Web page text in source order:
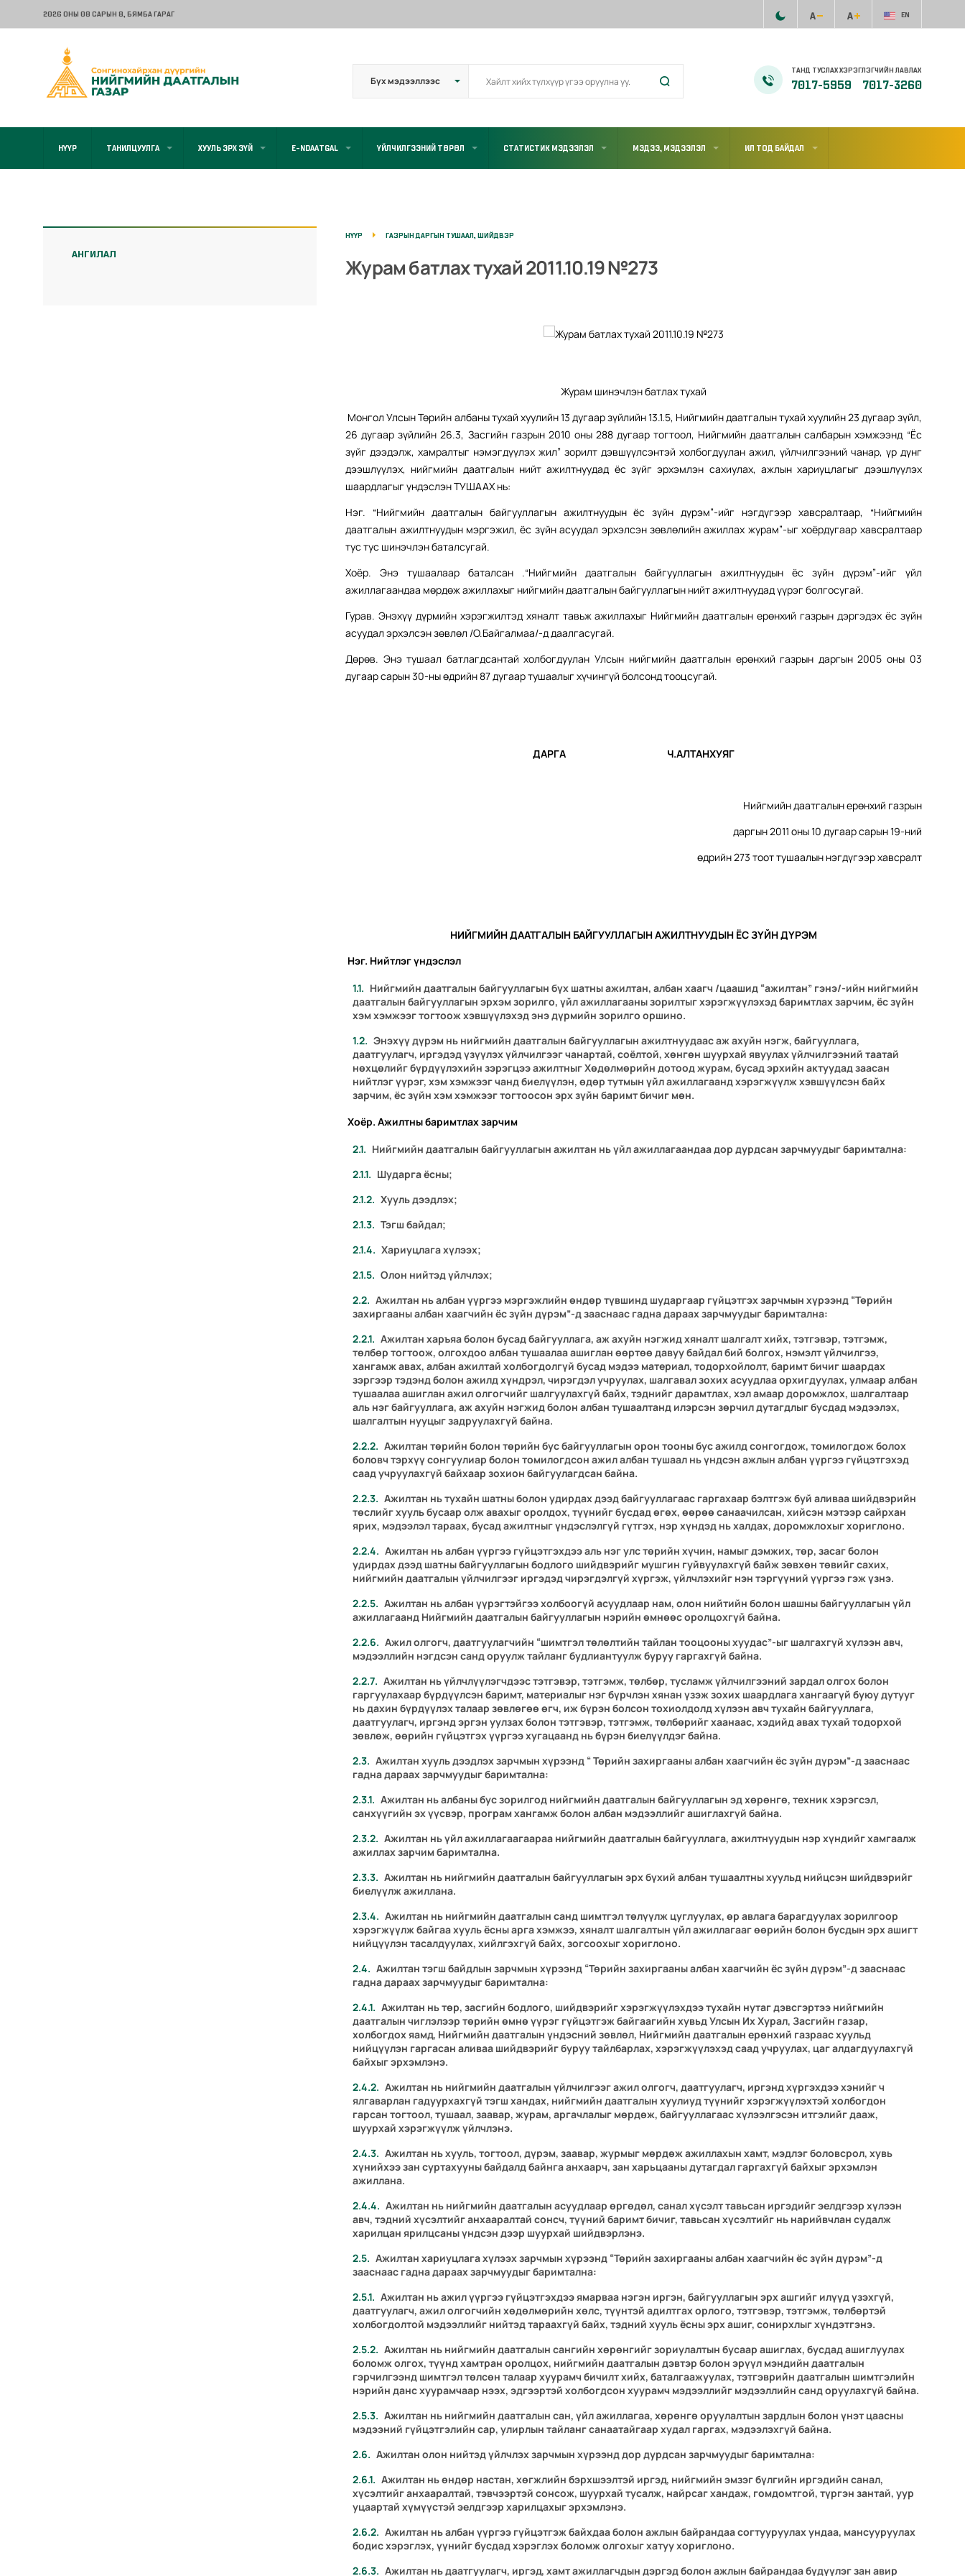
2026 ОНЫ 08 САРЫН 8, БЯМБА ГАРАГ EN
ТАНД ТУСЛАХ ХЭРЭГЛЭГЧИЙН ЛАВЛАХ
7017-5959 7017-3260
НҮҮР ТАНИЛЦУУЛГА ХУУЛЬ ЭРХ ЗҮЙ E-NDAATGAL ҮЙЛЧИЛГЭЭНИЙ ТӨРӨЛ СТАТИСТИК МЭДЭЭЛЭЛ МЭДЭЭ, МЭДЭЭЛЭЛ ИЛ ТОД БАЙДАЛ
АНГИЛАЛ
НҮҮР ГАЗРЫН ДАРГЫН ТУШААЛ, ШИЙДВЭР
Журам батлах тухай 2011.10.19 №273
Журам шинэчлэн батлах тухай
Монгол Улсын Төрийн албаны тухай хуулийн 13 дугаар зүйлийн 13.1.5, Нийгмийн даатгалын тухай хуулийн 23 дугаар зүйл,
26 дугаар зүйлийн 26.3, Засгийн газрын 2010 оны 288 дугаар тогтоол, Нийгмийн даатгалын салбарын хэмжээнд “Ёс
зүйг дээдэлж, хамралтыг нэмэгдүүлэх жил” зорилт дэвшүүлсэнтэй холбогдуулан ажил, үйлчилгээний чанар, үр дүнг
дээшлүүлэх, нийгмийн даатгалын нийт ажилтнуудад ёс зүйг эрхэмлэн сахиулах, ажлын хариуцлагыг дээшлүүлэх
шаардлагыг үндэслэн ТУШААХ нь:
Нэг. “Нийгмийн даатгалын байгууллагын ажилтнуудын ёс зүйн дүрэм”-ийг нэгдүгээр хавсралтаар, “Нийгмийн
даатгалын ажилтнуудын мэргэжил, ёс зүйн асуудал эрхэлсэн зөвлөлийн ажиллах журам”-ыг хоёрдугаар хавсралтаар
тус тус шинэчлэн баталсугай.
Хоёр. Энэ тушаалаар баталсан .“Нийгмийн даатгалын байгууллагын ажилтнуудын ёс зүйн дүрэм”-ийг үйл
ажиллагаандаа мөрдөж ажиллахыг нийгмийн даатгалын байгууллагын нийт ажилтнуудад үүрэг болгосугай.
Гурав. Энэхүү дүрмийн хэрэгжилтэд хяналт тавьж ажиллахыг Нийгмийн даатгалын ерөнхий газрын дэргэдэх ёс зүйн
асуудал эрхэлсэн зөвлөл /О.Байгалмаа/-д даалгасугай.
Дөрөв. Энэ тушаал батлагдсантай холбогдуулан Улсын нийгмийн даатгалын ерөнхий газрын даргын 2005 оны 03
дугаар сарын 30-ны өдрийн 87 дугаар тушаалыг хүчингүй болсонд тооцсугай.
ДАРГА Ч.АЛТАНХУЯГ
Нийгмийн даатгалын ерөнхий газрын
даргын 2011 оны 10 дугаар сарын 19-ний
өдрийн 273 тоот тушаалын нэгдүгээр хавсралт
НИЙГМИЙН ДААТГАЛЫН БАЙГУУЛЛАГЫН АЖИЛТНУУДЫН ЁС ЗҮЙН ДҮРЭМ
Нэг. Нийтлэг үндэслэл
Нийгмийн даатгалын байгууллагын бүх шатны ажилтан, албан хаагч /цаашид “ажилтан” гэнэ/-ийн нийгмийн
даатгалын байгууллагын эрхэм зорилго, үйл ажиллагааны зорилтыг хэрэгжүүлэхэд баримтлах зарчим, ёс зүйн
хэм хэмжээг тогтоож хэвшүүлэхэд энэ дүрмийн зорилго оршино.
Энэхүү дүрэм нь нийгмийн даатгалын байгууллагын ажилтнуудаас аж ахуйн нэгж, байгууллага,
даатгуулагч, иргэдэд үзүүлэх үйлчилгээг чанартай, соёлтой, хөнгөн шуурхай явуулах үйлчилгээний таатай
нөхцөлийг бүрдүүлэхийн зэрэгцээ ажилтныг Хөдөлмөрийн дотоод журам, бусад эрхийн актуудад заасан
нийтлэг үүрэг, хэм хэмжээг чанд биелүүлэн, өдөр тутмын үйл ажиллагаанд хэрэгжүүлж хэвшүүлсэн байх
зарчим, ёс зүйн хэм хэмжээг тогтоосон эрх зүйн баримт бичиг мөн.
Хоёр. Ажилтны баримтлах зарчим
Нийгмийн даатгалын байгууллагын ажилтан нь үйл ажиллагаандаа дор дурдсан зарчмуудыг баримтална:
Шударга ёсны;
Хууль дээдлэх;
Тэгш байдал;
Хариуцлага хүлээх;
Олон нийтэд үйлчлэх;
Ажилтан нь албан үүргээ мэргэжлийн өндөр түвшинд шударгаар гүйцэтгэх зарчмын хүрээнд “Төрийн
захиргааны албан хаагчийн ёс зүйн дүрэм”-д зааснаас гадна дараах зарчмуудыг баримтална:
Ажилтан харъяа болон бусад байгууллага, аж ахуйн нэгжид хяналт шалгалт хийх, тэтгэвэр, тэтгэмж,
төлбөр тогтоож, олгохдоо албан тушаалаа ашиглан өөртөө давуу байдал бий болгох, нэмэлт үйлчилгээ,
хангамж авах, албан ажилтай холбогдолгүй бусад мэдээ материал, тодорхойлолт, баримт бичиг шаардах
зэргээр тэдэнд болон ажилд хүндрэл, чирэгдэл учруулах, шалгавал зохих асуудлаа орхигдуулах, улмаар албан
тушаалаа ашиглан ажил олгогчийг шалгуулахгүй байх, тэднийг дарамтлах, хэл амаар доромжлох, шалгалтаар
аль нэг байгууллага, аж ахуйн нэгжид болон албан тушаалтанд илэрсэн зөрчил дутагдлыг бусдад мэдээлэх,
шалгалтын нууцыг задруулахгүй байна.
Ажилтан төрийн болон төрийн бус байгууллагын орон тооны бус ажилд сонгогдож, томилогдож болох
боловч тэрхүү сонгуулиар болон томилогдсон ажил албан тушаал нь үндсэн ажлын албан үүргээ гүйцэтгэхэд
саад учруулахгүй байхаар зохион байгуулагдсан байна.
Ажилтан нь тухайн шатны болон удирдах дээд байгууллагаас гаргахаар бэлтгэж буй аливаа шийдвэрийн
төслийг хууль бусаар олж авахыг оролдох, түүнийг бусдад өгөх, өөрөө санаачилсан, хийсэн мэтээр сайрхан
ярих, мэдээлэл тараах, бусад ажилтныг үндэслэлгүй гүтгэх, нэр хүндэд нь халдах, доромжлохыг хориглоно.
Ажилтан нь албан үүргээ гүйцэтгэхдээ аль нэг улс төрийн хүчин, намыг дэмжих, төр, засаг болон
удирдах дээд шатны байгууллагын бодлого шийдвэрийг мушгин гуйвуулахгүй байж зөвхөн төвийг сахих,
нийгмийн даатгалын үйлчилгээг иргэдэд чирэгдэлгүй хүргэж, үйлчлэхийг нэн тэргүүний үүргээ гэж үзнэ.
Ажилтан нь албан үүрэгтэйгээ холбоогүй асуудлаар нам, олон нийтийн болон шашны байгууллагын үйл
ажиллагаанд Нийгмийн даатгалын байгууллагын нэрийн өмнөөс оролцохгүй байна.
Ажил олгогч, даатгуулагчийн “шимтгэл төлөлтийн тайлан тооцооны хуудас”-ыг шалгахгүй хүлээн авч,
мэдээллийн нэгдсэн санд оруулж тайланг будлиантуулж буруу гаргахгүй байна.
Ажилтан ньүйлчлүүлэгчдээстэтгэвэр, тэтгэмж, төлбөр, тусламж үйлчилгээний зардал олгох болон
гаргуулахаар бүрдүүлсэн баримт, материалыг нэг бүрчлэн хянан үзэж зохих шаардлага хангаагүй буюу дутууг
нь дахин бүрдүүлэх талаар зөвлөгөө өгч, иж бүрэн болсон тохиолдолд хүлээн авч тухайн байгууллага,
даатгуулагч, иргэнд эргэн уулзах болон тэтгэвэр, тэтгэмж, төлбөрийг хаанаас, хэдийд авах тухай тодорхой
зөвлөж, өөрийн гүйцэтгэх үүргээ хугацаанд нь бүрэн биелүүлдэг байна.
Ажилтан хууль дээдлэх зарчмын хүрээнд “ Төрийн захиргааны албан хаагчийн ёс зүйн дүрэм”-д зааснаас
гадна дараах зарчмуудыг баримтална:
Ажилтан нь албаны бус зорилгод нийгмийн даатгалын байгууллагын эд хөрөнгө, техник хэрэгсэл,
санхүүгийн эх үүсвэр, програм хангамж болон албан мэдээллийг ашиглахгүй байна.
Ажилтан нь үйл ажиллагаагаараа нийгмийн даатгалын байгууллага, ажилтнуудын нэр хүндийг хамгаалж
ажиллах зарчим баримтална.
Ажилтан нь нийгмийн даатгалын байгууллагын эрх бүхий албан тушаалтны хуульд нийцсэн шийдвэрийг
биелүүлж ажиллана.
Ажилтан нь нийгмийн даатгалын санд шимтгэл төлүүлж цуглуулах, өр авлага барагдуулах зорилгоор
хэрэгжүүлж байгаа хууль ёсны арга хэмжээ, хяналт шалгалтын үйл ажиллагааг өөрийн болон бусдын эрх ашигт
нийцүүлэн тасалдуулах, хийлгэхгүй байх, зогсоохыг хориглоно.
Ажилтан тэгш байдлын зарчмын хүрээнд “Төрийн захиргааны албан хаагчийн ёс зүйн дүрэм”-д зааснаас
гадна дараах зарчмуудыг баримтална:
Ажилтан нь төр, засгийн бодлого, шийдвэрийг хэрэгжүүлэхдээ тухайн нутаг дэвсгэртээ нийгмийн
даатгалын чиглэлээр төрийн өмнө үүрэг гүйцэтгэж байгаагийн хувьд Улсын Их Хурал, Засгийн газар,
холбогдох яамд, Нийгмийн даатгалын үндэсний зөвлөл, Нийгмийн даатгалын ерөнхий газраас хуульд
нийцүүлэн гаргасан аливаа шийдвэрийг буруу тайлбарлах, хэрэгжүүлэхэд саад учруулах, цаг алдагдуулахгүй
байхыг эрхэмлэнэ.
Ажилтан нь нийгмийн даатгалын үйлчилгээг ажил олгогч, даатгуулагч, иргэнд хүргэхдээ хэнийг ч
ялгаварлан гадуурхахгүй тэгш хандах, нийгмийн даатгалын хуулиуд түүнийг хэрэгжүүлэхтэй холбогдон
гарсан тогтоол, тушаал, заавар, журам, аргачлалыг мөрдөж, байгууллагаас хүлээлгэсэн итгэлийг дааж,
шуурхай хэрэгжүүлж үйлчлэнэ.
Ажилтан нь хууль, тогтоол, дүрэм, заавар, журмыг мөрдөж ажиллахын хамт, мэдлэг боловсрол, хувь
хүнийхээ зан суртахууны байдалд байнга анхаарч, зан харьцааны дутагдал гаргахгүй байхыг эрхэмлэн
ажиллана.
Ажилтан нь нийгмийн даатгалын асуудлаар өргөдөл, санал хүсэлт тавьсан иргэдийг эелдгээр хүлээн
авч, тэдний хүсэлтийг анхааралтай сонсч, түүний баримт бичиг, тавьсан хүсэлтийг нь нарийвчлан судалж
харилцан ярилцсаны үндсэн дээр шуурхай шийдвэрлэнэ.
Ажилтан хариуцлага хүлээх зарчмын хүрээнд “Төрийн захиргааны албан хаагчийн ёс зүйн дүрэм”-д
зааснаас гадна дараах зарчмуудыг баримтална:
Ажилтан нь ажил үүргээ гүйцэтгэхдээ ямарваа нэгэн иргэн, байгууллагын эрх ашгийг илүүд үзэхгүй,
даатгуулагч, ажил олгогчийн хөдөлмөрийн хөлс, түүнтэй адилтгах орлого, тэтгэвэр, тэтгэмж, төлбөртэй
холбогдолтой мэдээллийг нийтэд тараахгүй байх, тэдний хууль ёсны эрх ашиг, сонирхлыг хүндэтгэнэ.
Ажилтан нь нийгмийн даатгалын сангийн хөрөнгийг зориулалтын бусаар ашиглах, бусдад ашиглуулах
боломж олгох, түүнд хамтран оролцох, нийгмийн даатгалын дэвтэр болон эрүүл мэндийн даатгалын
гэрчилгээнд шимтгэл төлсөн талаар хуурамч бичилт хийх, баталгаажуулах, тэтгэврийн даатгалын шимтгэлийн
нэрийн данс хуурамчаар нээх, эдгээртэй холбогдсон хуурамч мэдээллийг мэдээллийн санд оруулахгүй байна.
Ажилтан нь нийгмийн даатгалын сан, үйл ажиллагаа, хөрөнгө оруулалтын зардлын болон үнэт цаасны
мэдээний гүйцэтгэлийн сар, улирлын тайланг санаатайгаар худал гаргах, мэдээлэхгүй байна.
Ажилтан олон нийтэд үйлчлэх зарчмын хүрээнд дор дурдсан зарчмуудыг баримтална:
Ажилтан нь өндөр настан, хөгжлийн бэрхшээлтэй иргэд, нийгмийн эмзэг бүлгийн иргэдийн санал,
хүсэлтийг анхааралтай, тэвчээртэй сонсож, шуурхай тусалж, найрсаг хандаж, гомдомтгой, түргэн зантай, уур
уцаартай хүмүүстэй эелдгээр харилцахыг эрхэмлэнэ.
Ажилтан нь албан үүргээ гүйцэтгэж байхдаа болон ажлын байрандаа согтууруулах ундаа, мансууруулах
бодис хэрэглэх, үүнийг бусдад хэрэглэх боломж олгохыг хатуу хориглоно.
Ажилтан нь даатгуулагч, иргэд, хамт ажиллагчдын дэргэд болон ажлын байрандаа бүдүүлэг зан авир